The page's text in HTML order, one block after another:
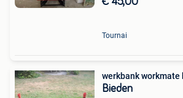
Tournai
werkbank workmate
Bieden